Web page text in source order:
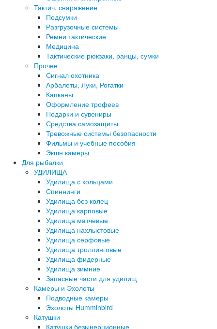
Тактич. снаряжение
Подсумки
Разгрузочные системы
Ремни тактические
Медицина
Тактические рюкзаки, ранцы, сумки
Прочее
Сигнал охотника
Арбалеты, Луки, Рогатки
Капканы
Оформление трофеев
Подарки и сувениры
Средства самозащиты
Тревожные системы безопасности
Фильмы и учебные пособия
Экшн камеры
Для рыбалки
УДИЛИЩА
Удилища с кольцами
Спиннинги
Удилища без колец
Удилища карповые
Удилища матчевые
Удилища нахлыстовые
Удилища серфовые
Удилища троллинговые
Удилища фидерные
Удилища зимние
Запасные части для удилищ
Камеры и Эхолоты
Подводные камеры
Эхолоты Humminbird
Катушки
Катушки безынерционные